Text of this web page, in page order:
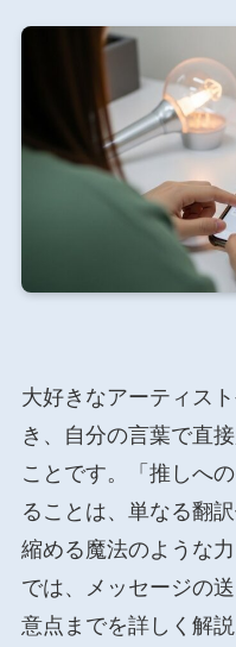
大好きなアーティス
き、自分の言葉で直
ことです。「推しへ
ることは、単なる翻
縮める魔法のような
では、メッセージの
意点までを詳しく解